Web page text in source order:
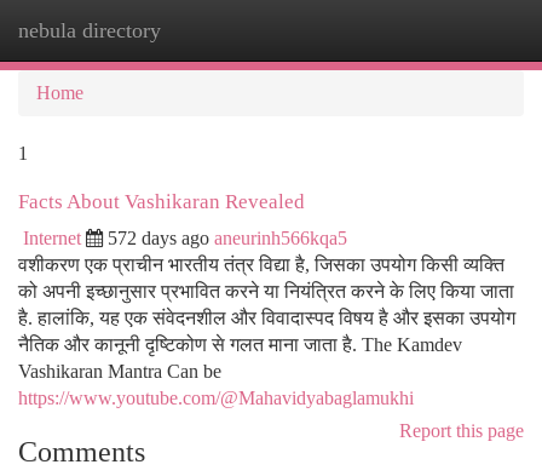
nebula directory
Home
1
Facts About Vashikaran Revealed
Internet 572 days ago aneurinh566kqa5
वशीकरण एक प्राचीन भारतीय तंत्र विद्या है, जिसका उपयोग किसी व्यक्ति
को अपनी इच्छानुसार प्रभावित करने या नियंत्रित करने के लिए किया जाता
है. हालांकि, यह एक संवेदनशील और विवादास्पद विषय है और इसका उपयोग
नैतिक और कानूनी दृष्टिकोण से गलत माना जाता है. The Kamdev
Vashikaran Mantra Can be
https://www.youtube.com/@Mahavidyabaglamukhi
Report this page
Comments